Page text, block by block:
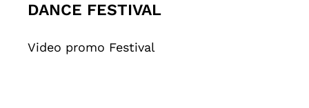
DANCE FESTIVAL
Video promo Festival